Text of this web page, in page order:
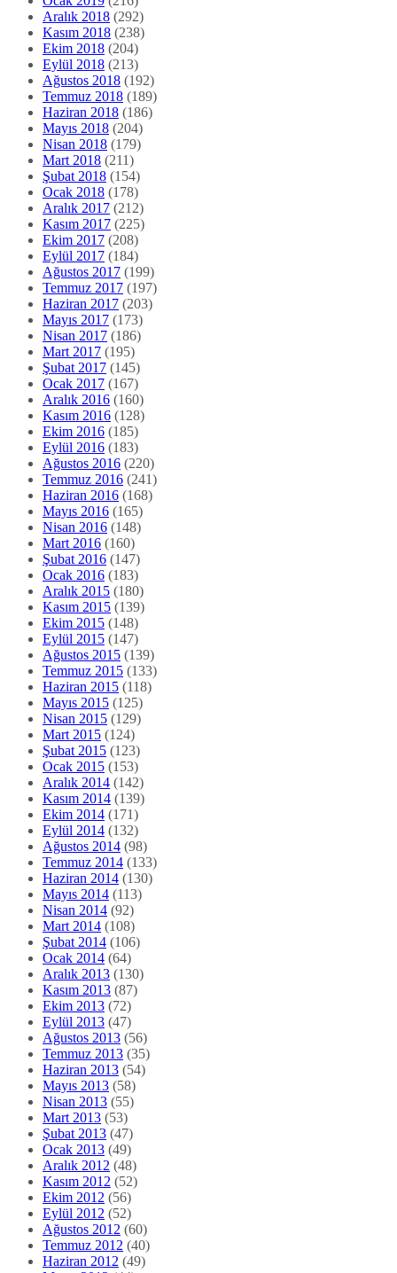
Aralık 2018 (292)
Kasım 2018 (238)
Ekim 2018 (204)
Eylül 2018 (213)
Ağustos 2018 (192)
Temmuz 2018 (189)
Haziran 2018 (186)
Mayıs 2018 (204)
Nisan 2018 (179)
Mart 2018 (211)
Şubat 2018 (154)
Ocak 2018 (178)
Aralık 2017 (212)
Kasım 2017 (225)
Ekim 2017 (208)
Eylül 2017 (184)
Ağustos 2017 (199)
Temmuz 2017 (197)
Haziran 2017 (203)
Mayıs 2017 (173)
Nisan 2017 (186)
Mart 2017 (195)
Şubat 2017 (145)
Ocak 2017 (167)
Aralık 2016 (160)
Kasım 2016 (128)
Ekim 2016 (185)
Eylül 2016 (183)
Ağustos 2016 (220)
Temmuz 2016 (241)
Haziran 2016 (168)
Mayıs 2016 (165)
Nisan 2016 (148)
Mart 2016 (160)
Şubat 2016 (147)
Ocak 2016 (183)
Aralık 2015 (180)
Kasım 2015 (139)
Ekim 2015 (148)
Eylül 2015 (147)
Ağustos 2015 (139)
Temmuz 2015 (133)
Haziran 2015 (118)
Mayıs 2015 (125)
Nisan 2015 (129)
Mart 2015 (124)
Şubat 2015 (123)
Ocak 2015 (153)
Aralık 2014 (142)
Kasım 2014 (139)
Ekim 2014 (171)
Eylül 2014 (132)
Ağustos 2014 (98)
Temmuz 2014 (133)
Haziran 2014 (130)
Mayıs 2014 (113)
Nisan 2014 (92)
Mart 2014 (108)
Şubat 2014 (106)
Ocak 2014 (64)
Aralık 2013 (130)
Kasım 2013 (87)
Ekim 2013 (72)
Eylül 2013 (47)
Ağustos 2013 (56)
Temmuz 2013 (35)
Haziran 2013 (54)
Mayıs 2013 (58)
Nisan 2013 (55)
Mart 2013 (53)
Şubat 2013 (47)
Ocak 2013 (49)
Aralık 2012 (48)
Kasım 2012 (52)
Ekim 2012 (56)
Eylül 2012 (52)
Ağustos 2012 (60)
Temmuz 2012 (40)
Haziran 2012 (49)